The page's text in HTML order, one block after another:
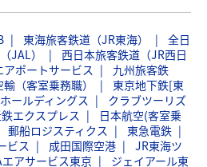
東海旅客鉄道（JR東海）
全日
JAL）
西日本旅客鉄道（JR西日
アポートサービス
九州旅客鉄
（客室乗務職）
東京地下鉄[東
ールディングス
クラブツーリズ
エクスプレス
日本航空(客室乗
郵船ロジスティクス
東急電鉄
ビス 成田国際空港
JR東海ツ
アサービス東京
ジェイアール東